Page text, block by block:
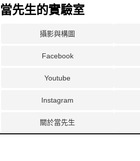
當先生的實驗室
攝影與構圖
Facebook
Youtube
Instagram
關於當先生